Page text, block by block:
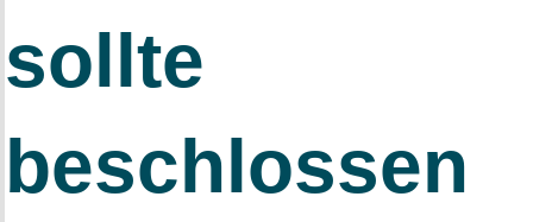
sollte
beschlossen